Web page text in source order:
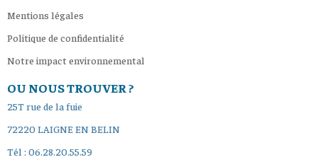
Mentions légales
Politique de confidentialité
Notre impact environnemental
OU NOUS TROUVER ?
25T rue de la fuie
72220 LAIGNE EN BELIN
Tél : 06.28.20.55.59